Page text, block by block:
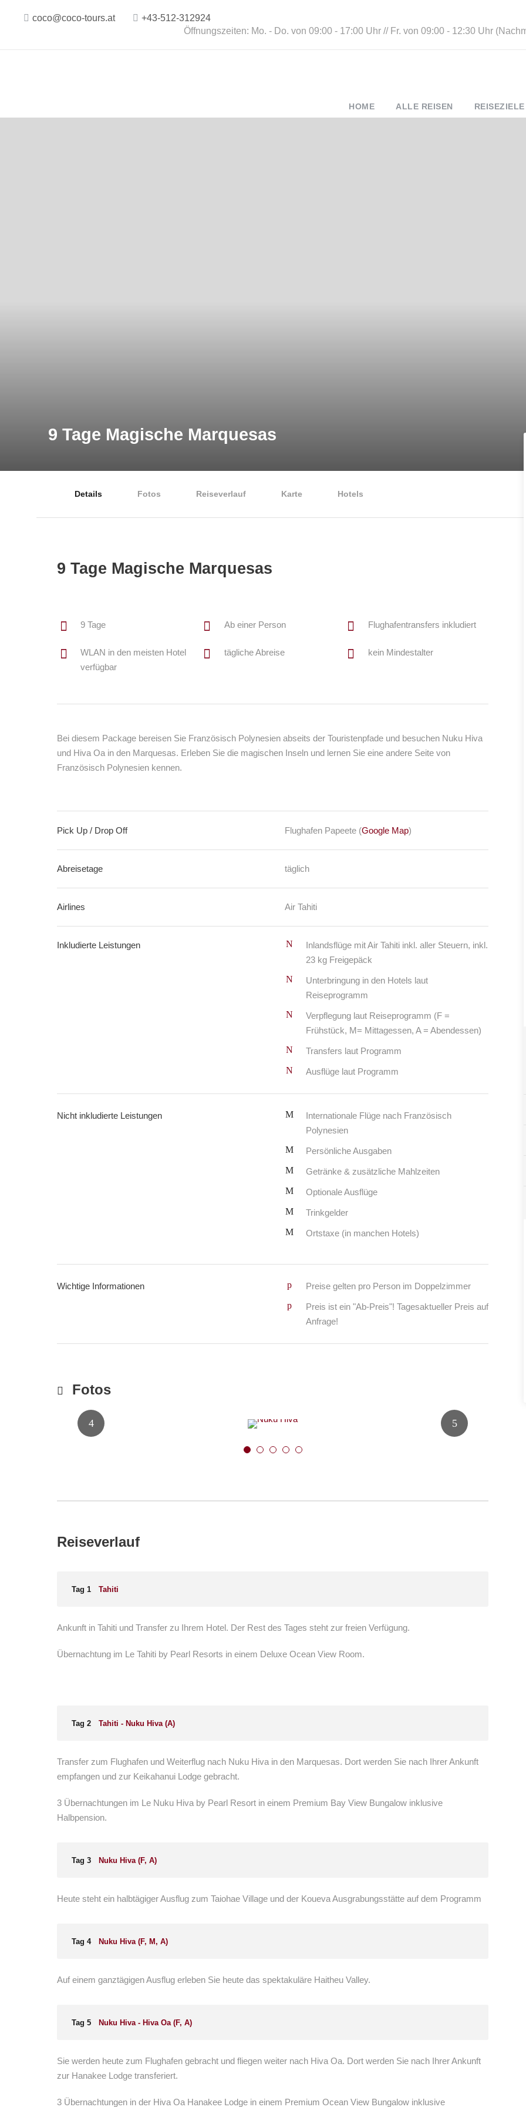
coco@coco-tours.at
+43-512-312924
Öffnungszeiten: Mo. - Do. von 09:00 - 17:00 Uhr // Fr. von 09:00 - 12:30 Uhr
HOME ALLE REISEN REISEZIELE
9 Tage Magische Marquesas
Details Fotos Reiseverlauf Karte Hotels
9 Tage Magische Marquesas
9 Tage Ab einer Person Flughafentransfers inkludiert
WLAN in den meisten Hotel
verfügbar
tägliche Abreise kein Mindestalter
Bei diesem Package bereisen Sie Französisch Polynesien abseits der Touristenpfade und besuchen Nuku Hiva
und Hiva Oa in den Marquesas. Erleben Sie die magischen Inseln und lernen Sie eine andere Seite von
Französisch Polynesien kennen.
Pick Up / Drop Off Flughafen Papeete (Google Map)
Abreisetage täglich
Airlines Air Tahiti
Inkludierte Leistungen
Inlandsflüge mit Air Tahiti inkl. aller Steuern, inkl.
23 kg Freigepäck
Unterbringung in den Hotels laut
Reiseprogramm
Verpflegung laut Reiseprogramm (F =
Frühstück, M= Mittagessen, A = Abendessen)
Transfers laut Programm
Ausflüge laut Programm
Nicht inkludierte Leistungen
Internationale Flüge nach Französisch
Polynesien
Persönliche Ausgaben
Getränke & zusätzliche Mahlzeiten
Optionale Ausflüge
Trinkgelder
Ortstaxe (in manchen Hotels)
Wichtige Informationen Preise gelten pro Person im Doppelzimmer
Preis ist ein "Ab-Preis"! Tagesaktueller Preis auf
Anfrage!
Fotos
Reiseverlauf
Tag 1 Tahiti
Ankunft in Tahiti und Transfer zu Ihrem Hotel. Der Rest des Tages steht zur freien Verfügung.
Übernachtung im Le Tahiti by Pearl Resorts in einem Deluxe Ocean View Room.
Tag 2 Tahiti - Nuku Hiva (A)
Transfer zum Flughafen und Weiterflug nach Nuku Hiva in den Marquesas. Dort werden Sie nach Ihrer Ankunft
empfangen und zur Keikahanui Lodge gebracht.
3 Übernachtungen im Le Nuku Hiva by Pearl Resort in einem Premium Bay View Bungalow inklusive
Halbpension.
Tag 3 Nuku Hiva (F, A)
Heute steht ein halbtägiger Ausflug zum Taiohae Village und der Koueva Ausgrabungsstätte auf dem Programm
Tag 4 Nuku Hiva (F, M, A)
Auf einem ganztägigen Ausflug erleben Sie heute das spektakuläre Haitheu Valley.
Tag 5 Nuku Hiva - Hiva Oa (F, A)
Sie werden heute zum Flughafen gebracht und fliegen weiter nach Hiva Oa. Dort werden Sie nach Ihrer Ankunft
zur Hanakee Lodge transferiert.
3 Übernachtungen in der Hiva Oa Hanakee Lodge in einem Premium Ocean View Bungalow inklusive